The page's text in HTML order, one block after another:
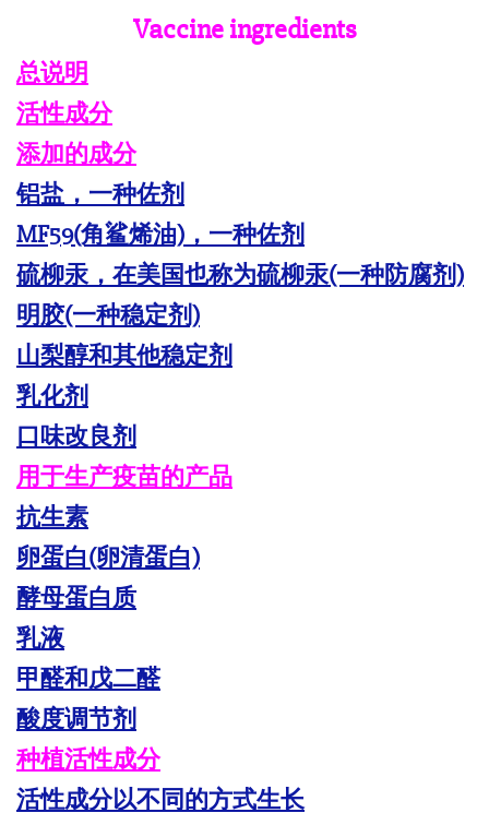
Vaccine ingredients
总说明
活性成分
添加的成分
铝盐，一种佐剂
MF59(角鲨烯油)，一种佐剂
硫柳汞，在美国也称为硫柳汞(一种防腐剂)
明胶(一种稳定剂)
山梨醇和其他稳定剂
乳化剂
口味改良剂
用于生产疫苗的产品
抗生素
卵蛋白(卵清蛋白)
酵母蛋白质
乳液
甲醛和戊二醛
酸度调节剂
种植活性成分
活性成分以不同的方式生长